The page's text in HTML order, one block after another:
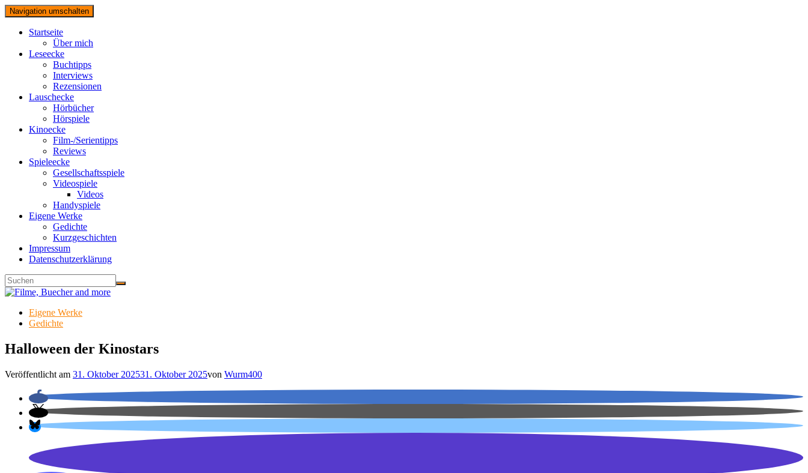
Navigation umschalten
Startseite
Über mich
Leseecke
Buchtipps
Interviews
Rezensionen
Lauschecke
Hörbücher
Hörspiele
Kinoecke
Film-/Serientipps
Reviews
Spieleecke
Gesellschaftsspiele
Videospiele
Videos
Handyspiele
Eigene Werke
Gedichte
Kurzgeschichten
Impressum
Datenschutzerklärung
Eigene Werke
Gedichte
Halloween der Kinostars
Veröffentlicht am 31. Oktober 202531. Oktober 2025von Wurm400